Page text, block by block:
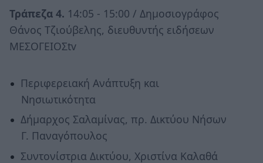
Τράπεζα 4. 14:05 - 15:00 / Δημοσιογράφος
Θάνος Τζιούβελης, διευθυντής ειδήσεων
ΜΕΣΟΓΕΙΟΣtv
Περιφερειακή Ανάπτυξη και
Νησιωτικότητα
Δήμαρχος Σαλαμίνας, πρ. Δικτύου Νήσων
Γ. Παναγόπουλος
Συντονίστρια Δικτύου, Χριστίνα Καλαθά